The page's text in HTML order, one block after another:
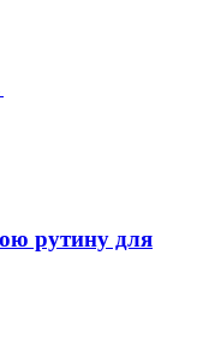
рутину для